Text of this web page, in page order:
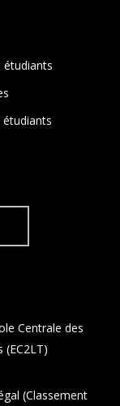
étudiants
étudiants
Centrale des
(Classement